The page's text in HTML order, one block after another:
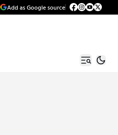
Add as Google source